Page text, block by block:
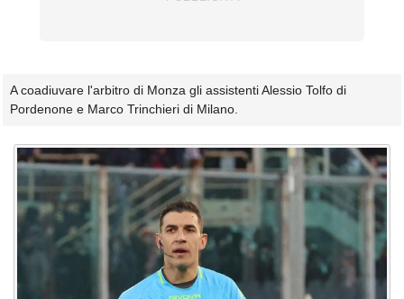
A coadiuvare l'arbitro di Monza gli assistenti Alessio Tolfo di
Pordenone e Marco Trinchieri di Milano.